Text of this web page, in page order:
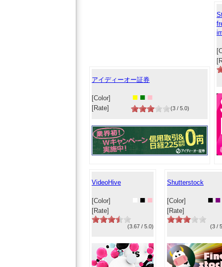
アイディーオー証券
[Color] ■ ■ ■
[Rate] (3 / 5.0)
VideoHive
[Color] ■ ■
[Rate]
(3.67 / 5.0)
Shutterstock
[Color] ■ ■
[Rate]
(3 /